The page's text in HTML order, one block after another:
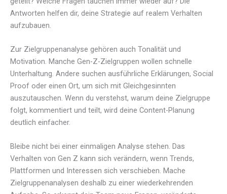
Antworten helfen dir, deine Strategie auf realem Verhalten
aufzubauen.
Zur Zielgruppenanalyse gehören auch Tonalität und
Motivation. Manche Gen-Z-Zielgruppen wollen schnelle
Unterhaltung. Andere suchen ausführliche Erklärungen, Social
Proof oder einen Ort, um sich mit Gleichgesinnten
auszutauschen. Wenn du verstehst, warum deine Zielgruppe
folgt, kommentiert und teilt, wird deine Content-Planung
deutlich einfacher.
Bleibe nicht bei einer einmaligen Analyse stehen. Das
Verhalten von Gen Z kann sich verändern, wenn Trends,
Plattformen und Interessen sich verschieben. Mache
Zielgruppenanalysen deshalb zu einer wiederkehrenden